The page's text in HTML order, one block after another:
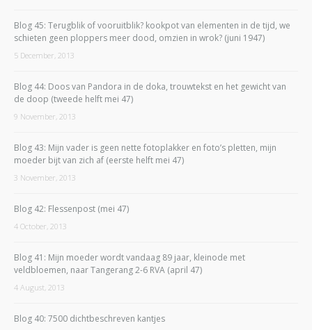
Blog 45: Terugblik of vooruitblik? kookpot van elementen in de tijd, we
schieten geen ploppers meer dood, omzien in wrok? (juni 1947)
5 December, 2013
Blog 44: Doos van Pandora in de doka, trouwtekst en het gewicht van
de doop (tweede helft mei 47)
9 November, 2013
Blog 43: Mijn vader is geen nette fotoplakker en foto’s pletten, mijn
moeder bijt van zich af (eerste helft mei 47)
3 November, 2013
Blog 42: Flessenpost (mei 47)
4 October, 2013
Blog 41: Mijn moeder wordt vandaag 89 jaar, kleinode met
veldbloemen, naar Tangerang 2-6 RVA (april 47)
4 August, 2013
Blog 40: 7500 dichtbeschreven kantjes